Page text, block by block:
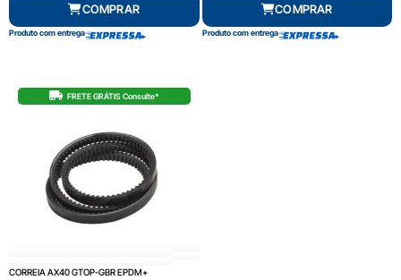
COMPRAR
Produto com entrega
COMPRAR
Produto com entrega
FRETE GRÁTIS Consulte*
CORREIA AX40 GTOP-GBR EPDM+